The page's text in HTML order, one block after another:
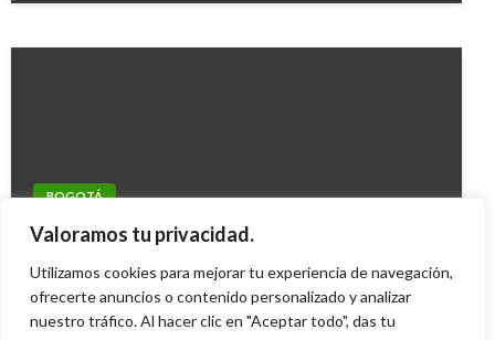
Valoramos tu privacidad.
Utilizamos cookies para mejorar tu experiencia de navegación,
ofrecerte anuncios o contenido personalizado y analizar
nuestro tráfico. Al hacer clic en "Aceptar todo", das tu
BOGOTÁ
Hombre asesina a su esposa y se suicida al sur
Ariel Cabrera miércoles octubre 20, 2010